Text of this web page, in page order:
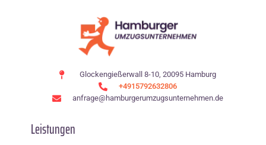
Glockengießerwall 8-10, 20095 Hamburg
+4915792632806
anfrage@hamburgerumzugsunternehmen.de
Leistungen